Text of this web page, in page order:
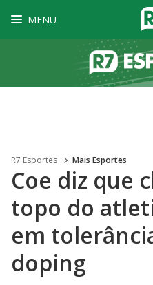
MENU
R7 Esportes Mais Esportes
Coe diz que
topo do
em
doping